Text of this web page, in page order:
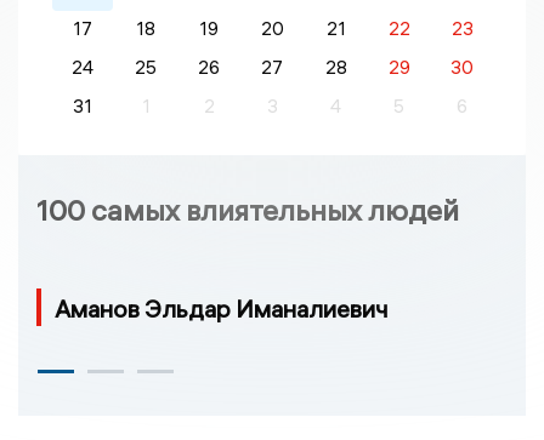
17
18 19 20 21 22
23
24
25 26 27 28 29
30
31
1 2 3 4 5 6
100 самых влиятельных людей
Аманов Эльдар Иманалиевич